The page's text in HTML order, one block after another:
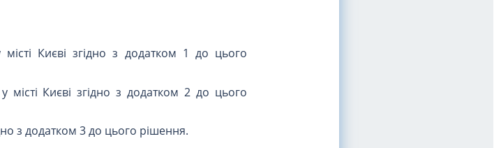
Києві згідно з додатком 1 до цього
Києві згідно з додатком 2 до цього
з додатком 3 до цього рішення.